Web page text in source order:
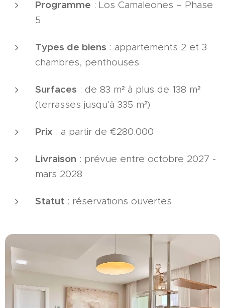
Programme : Los Camaleones – Phase
5
Types de biens : appartements 2 et 3
chambres, penthouses
Surfaces : de 83 m² à plus de 138 m²
(terrasses jusqu'à 335 m²)
Prix : a partir de €280.000
Livraison : prévue entre octobre 2027 -
mars 2028
Statut : réservations ouvertes